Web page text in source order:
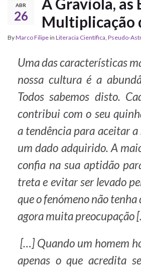
ABR
26
A Graviola, as
Multiplicação
ByMarco Filipein Literacia Científica, Pseudo-
Uma das características
nossa cultura é a
Todos sabemos disto.
contribui com o seu
a tendência para aceitar
um dado adquirido. A
confia na sua aptidão
treta e evitar ser levado
que o fenómeno não
agora muita preocupação
[…] Quando um homem
apenas o que acredita